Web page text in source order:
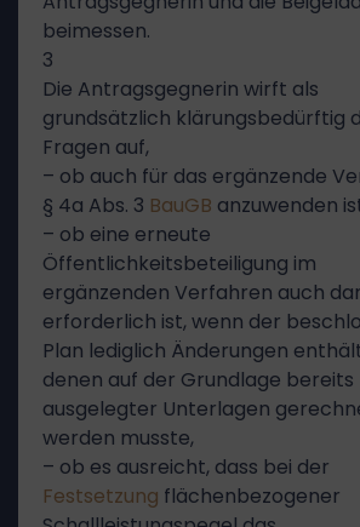
beimessen.
3
Die Antragsgegnerin wirft als
grundsätzlich klärungsbedürftig
Fragen auf,
– ob auch für das ergänzende
§ 4a Abs. 3 BauGB anzuwenden
– ob eine erneute
Öffentlichkeitsbeteiligung im
ergänzenden Verfahren auch
erforderlich ist, wenn der
Plan lediglich Änderungen
denen auf der Grundlage bereits
ausgelegter Unterlagen
werden musste,
– ob es ausreicht, dass bei der
Festsetzung flächenbezogener